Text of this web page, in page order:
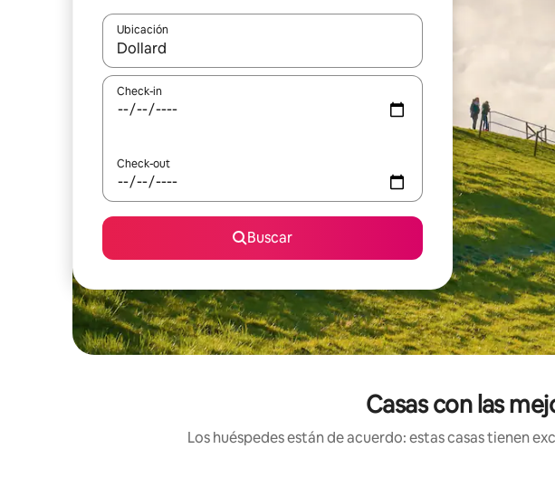
Ubicación
Cuando los resultados estén disponibles, navegá con las teclas de flecha
Check-in
Check-out
Buscar
Casas con las
Los huéspedes están de acuerdo: estas casas tienen